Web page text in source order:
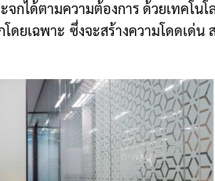
กได้ตามความต้องการ ด้วยเทคโนโ
ยเฉพาะ ซึ่งจะสร้างความโดดเด่น